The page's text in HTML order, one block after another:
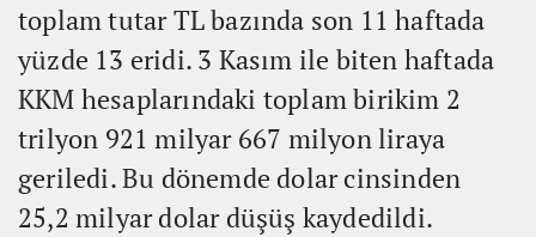
toplam tutar TL bazında son 11 haftada
yüzde 13 eridi. 3 Kasım ile biten haftada
KKM hesaplarındaki toplam birikim 2
trilyon 921 milyar 667 milyon liraya
geriledi. Bu dönemde dolar cinsinden
25,2 milyar dolar düşüş kaydedildi.